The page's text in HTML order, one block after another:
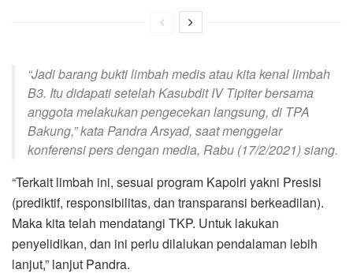
“Jadi barang bukti limbah medis atau kita kenal limbah
B3. Itu didapati setelah Kasubdit IV Tipiter bersama
anggota melakukan pengecekan langsung, di TPA
Bakung,” kata Pandra Arsyad, saat menggelar
konferensi pers dengan media, Rabu (17/2/2021) siang.
“Terkait limbah ini, sesuai program Kapolri yakni Presisi
(prediktif, responsibilitas, dan transparansi berkeadilan).
Maka kita telah mendatangi TKP. Untuk lakukan
penyelidikan, dan ini perlu dilalukan pendalaman lebih
lanjut,” lanjut Pandra.